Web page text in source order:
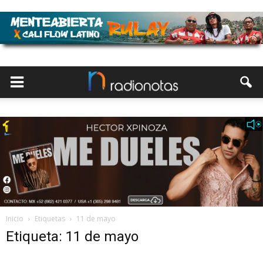
Inicio Etiquetas 11 de mayo
Etiqueta: 11 de mayo